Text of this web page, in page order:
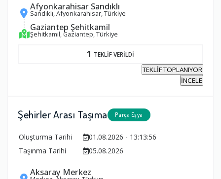
Afyonkarahisar Sandıklı
Sandıklı, Afyonkarahisar, Türkiye
Gaziantep Şehitkamil
Şehitkamil, Gaziantep, Türkiye
1 TEKLİF VERİLDİ
TEKLİF TOPLANIYOR
İNCELE
Şehirler Arası Taşıma Parça Eşya
Oluşturma Tarihi
01.08.2026 - 13:13:56
Taşınma Tarihi
05.08.2026
Aksaray Merkez